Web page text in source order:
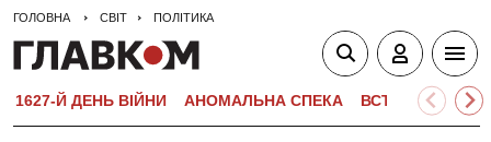
ГОЛОВНА СВІТ ПОЛІТИКА
1627-Й ДЕНЬ ВІЙНИ АНОМАЛЬНА СПЕКА ВСТУПНА